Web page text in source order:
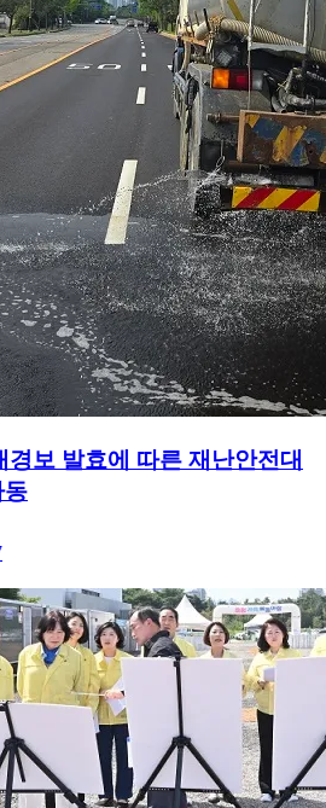
경보 발효에 따른 재난안전대
동